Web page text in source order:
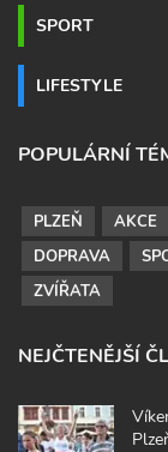
SPORT
LIFESTYLE
POPULÁRNÍ
PLZEŇ AKCE
DOPRAVA
ZVÍŘATA
NEJČTENĚJŠÍ